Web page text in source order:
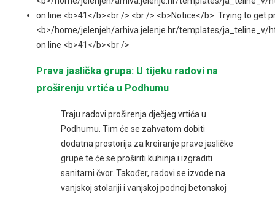
Prava jaslička grupa: U tijeku radovi na
proširenju vrtića u Podhumu
Traju radovi proširenja dječjeg vrtića u
Podhumu. Tim će se zahvatom dobiti
dodatna prostorija za kreiranje prave jasličke
grupe te će se proširiti kuhinja i izgraditi
sanitarni čvor. Također, radovi se izvode na
vanjskoj stolariji i vanjskoj podnoj betonskoj